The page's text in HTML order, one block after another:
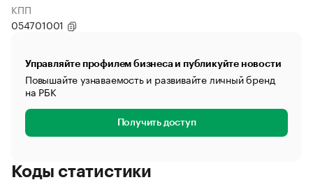
КПП
054701001
Управляйте профилем бизнеса и публикуйте новости
Повышайте узнаваемость и развивайте личный бренд
на РБК
Получить доступ
Коды статистики